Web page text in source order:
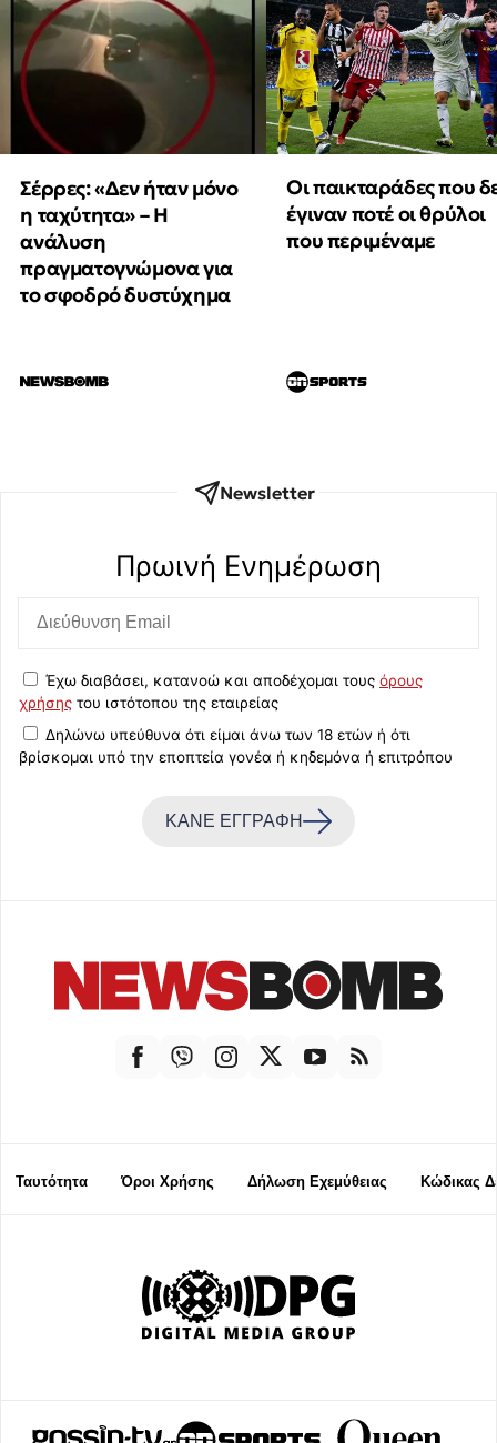
Σέρρες: «Δεν ήταν μόνο
η ταχύτητα» – Η
ανάλυση
πραγματογνώμονα για
το σφοδρό δυστύχημα
Οι παικταράδες που
έγιναν ποτέ οι θρύλοι
που περιμέναμε
Newsletter
Πρωινή Eνημέρωση
Έχω διαβάσει, κατανοώ και αποδέχομαι τους όρους
χρήσης του ιστότοπου της εταιρείας
Δηλώνω υπεύθυνα ότι είμαι άνω των 18 ετών ή ότι
βρίσκομαι υπό την εποπτεία γονέα ή κηδεμόνα ή επιτρόπου
ΚΑΝΕ ΕΓΓΡΑΦΗ
Ταυτότητα Όροι Χρήσης Δήλωση Εχεμύθειας Κώδικας